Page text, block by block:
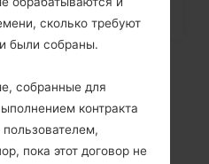
сколько требуют
были собраны.
собранные для
контракта
пока этот договор не